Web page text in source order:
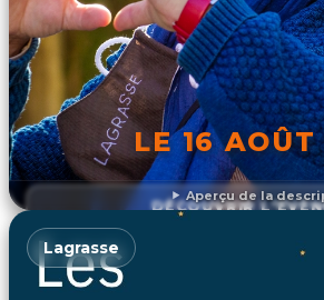
Aperçu de la
LE 16
DÉCOUVRIR
Lagrasse